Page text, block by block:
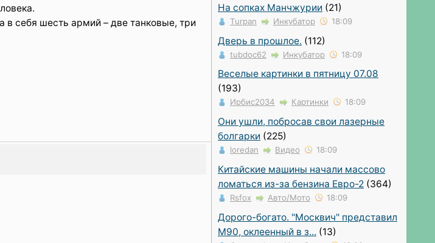
себя шесть армий – две танковые, три
На сопках Манчжурии (21)
Turpan Инкубатор 18:09
Дверь в прошлое. (112)
tubdoc62 Инкубатор 18:09
Веселые картинки в пятницу 07.08
(193)
Ирбис2034 Картинки 18:09
Они ушли, побросав свои лазерные
болгарки (225)
loredan Видео 18:09
Китайские машины начали массово
ломаться из-за бензина Евро-2 (364)
Rsfox Авто/Мото 18:09
Дорого-богато. "Москвич" представил
М90, оклеенный в з... (13)